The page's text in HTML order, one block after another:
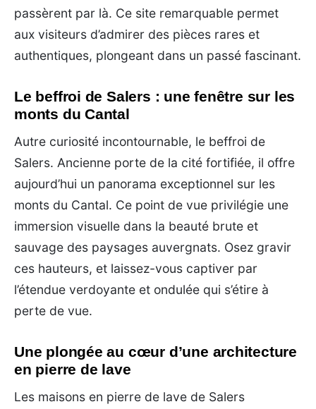
passèrent par là. Ce site remarquable permet
aux visiteurs d’admirer des pièces rares et
authentiques, plongeant dans un passé fascinant.
Le beffroi de Salers : une fenêtre sur les
monts du Cantal
Autre curiosité incontournable, le beffroi de
Salers. Ancienne porte de la cité fortifiée, il offre
aujourd’hui un panorama exceptionnel sur les
monts du Cantal. Ce point de vue privilégie une
immersion visuelle dans la beauté brute et
sauvage des paysages auvergnats. Osez gravir
ces hauteurs, et laissez-vous captiver par
l’étendue verdoyante et ondulée qui s’étire à
perte de vue.
Une plongée au cœur d’une architecture
en pierre de lave
Les maisons en pierre de lave de Salers